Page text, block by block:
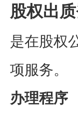
股权出
是在股权
项服务。
办理程序